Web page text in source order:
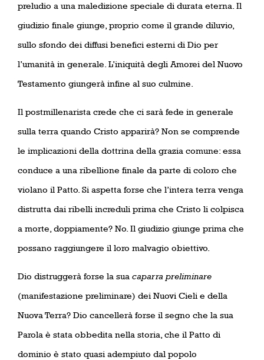
preludio a una maledizione speciale di durata eterna. Il
giudizio finale giunge, proprio come il grande diluvio,
sullo sfondo dei diffusi benefici esterni di Dio per
l’umanità in generale. L’iniquità degli Amorei del Nuovo
Testamento giungerà infine al suo culmine.
Il postmillenarista crede che ci sarà fede in generale
sulla terra quando Cristo apparirà? Non se comprende
le implicazioni della dottrina della grazia comune: essa
conduce a una ribellione finale da parte di coloro che
violano il Patto. Si aspetta forse che l’intera terra venga
distrutta dai ribelli increduli prima che Cristo li colpisca
a morte, doppiamente? No. Il giudizio giunge prima che
possano raggiungere il loro malvagio obiettivo.
Dio distruggerà forse la sua caparra preliminare
(manifestazione preliminare) dei Nuovi Cieli e della
Nuova Terra? Dio cancellerà forse il segno che la sua
Parola è stata obbedita nella storia, che il Patto di
dominio è stato quasi adempiuto dal popolo